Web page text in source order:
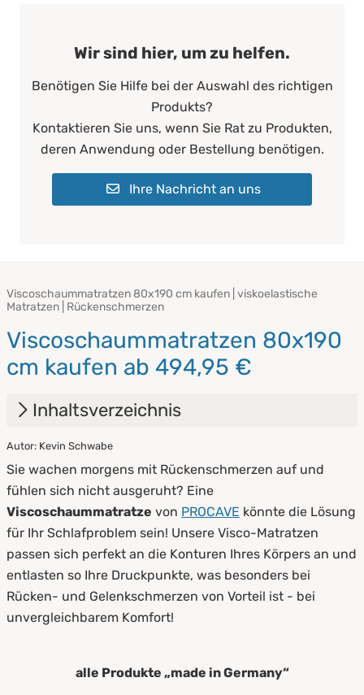
Wir sind hier, um zu helfen.
Benötigen Sie Hilfe bei der Auswahl des richtigen
Produkts?
Kontaktieren Sie uns, wenn Sie Rat zu Produkten,
deren Anwendung oder Bestellung benötigen.
Ihre Nachricht an uns
Viscoschaummatratzen 80x190 cm kaufen | viskoelastische
Matratzen | Rückenschmerzen
Viscoschaummatratzen 80x190
cm kaufen ab 494,95 €
Inhaltsverzeichnis
1. Viscoschaummatratzen - das macht sie so
besonders
2. Pflege- & Hygienetipps
Autor: Kevin Schwabe
Sie wachen morgens mit Rückenschmerzen auf und
fühlen sich nicht ausgeruht? Eine
Viscoschaummatratze von PROCAVE könnte die Lösung
für Ihr Schlafproblem sein! Unsere Visco-Matratzen
passen sich perfekt an die Konturen Ihres Körpers an und
entlasten so Ihre Druckpunkte, was besonders bei
Rücken- und Gelenkschmerzen von Vorteil ist - bei
unvergleichbarem Komfort!
alle Produkte „made in Germany“